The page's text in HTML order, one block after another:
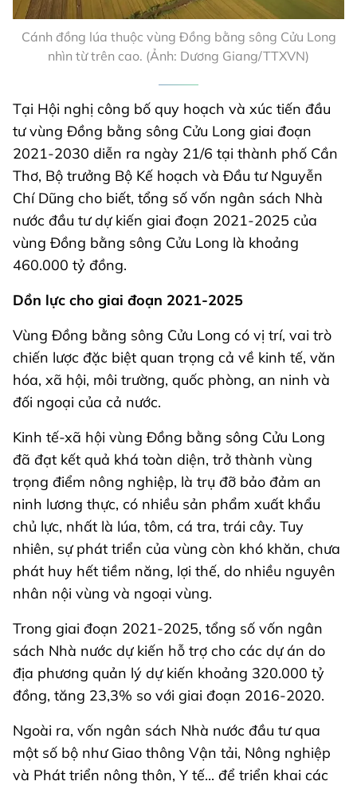
Cánh đồng lúa thuộc vùng Đồng bằng sông Cửu Long
nhìn từ trên cao. (Ảnh: Dương Giang/TTXVN)
Tại Hội nghị công bố quy hoạch và xúc tiến đầu
tư vùng Đồng bằng sông Cửu Long giai đoạn
2021-2030 diễn ra ngày 21/6 tại thành phố Cần
Thơ, Bộ trưởng Bộ Kế hoạch và Đầu tư Nguyễn
Chí Dũng cho biết, tổng số vốn ngân sách Nhà
nước đầu tư dự kiến giai đoạn 2021-2025 của
vùng Đồng bằng sông Cửu Long là khoảng
460.000 tỷ đồng.
Dồn lực cho giai đoạn 2021-2025
Vùng Đồng bằng sông Cửu Long có vị trí, vai trò
chiến lược đặc biệt quan trọng cả về kinh tế, văn
hóa, xã hội, môi trường, quốc phòng, an ninh và
đối ngoại của cả nước.
Kinh tế-xã hội vùng Đồng bằng sông Cửu Long
đã đạt kết quả khá toàn diện, trở thành vùng
trọng điểm nông nghiệp, là trụ đỡ bảo đảm an
ninh lương thực, có nhiều sản phẩm xuất khẩu
chủ lực, nhất là lúa, tôm, cá tra, trái cây. Tuy
nhiên, sự phát triển của vùng còn khó khăn, chưa
phát huy hết tiềm năng, lợi thế, do nhiều nguyên
nhân nội vùng và ngoại vùng.
Trong giai đoạn 2021-2025, tổng số vốn ngân
sách Nhà nước dự kiến hỗ trợ cho các dự án do
địa phương quản lý dự kiến khoảng 320.000 tỷ
đồng, tăng 23,3% so với giai đoạn 2016-2020.
Ngoài ra, vốn ngân sách Nhà nước đầu tư qua
một số bộ như Giao thông Vận tải, Nông nghiệp
và Phát triển nông thôn, Y tế... để triển khai các